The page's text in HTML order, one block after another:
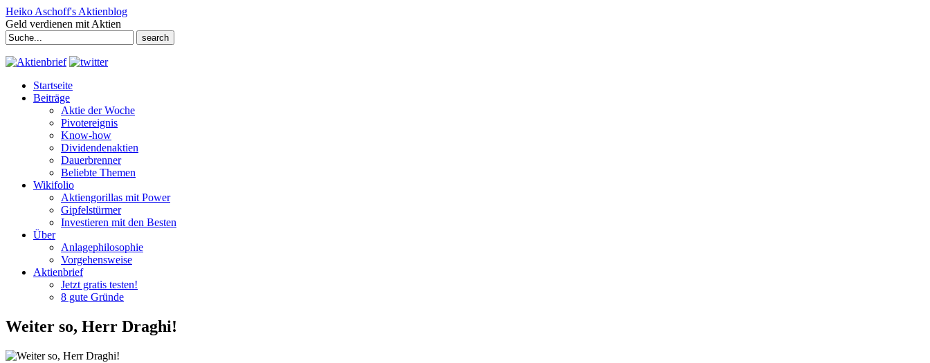
Heiko Aschoff's Aktienblog
Geld verdienen mit Aktien
Search
for:
Startseite
Beiträge
Aktie der Woche
Pivotereignis
Know-how
Dividendenaktien
Dauerbrenner
Beliebte Themen
Wikifolio
Aktiengorillas mit Power
Gipfelstürmer
Investieren mit den Besten
Über
Anlagephilosophie
Vorgehensweise
Aktienbrief
Jetzt gratis testen!
8 gute Gründe
Weiter so, Herr Draghi!